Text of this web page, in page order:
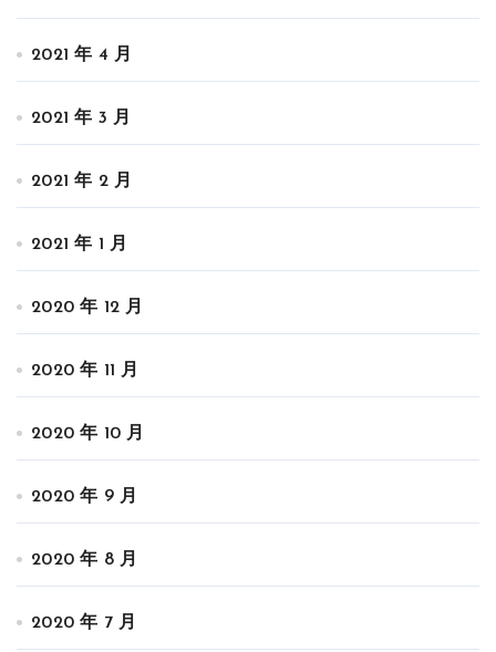
2021 年 4 月
2021 年 3 月
2021 年 2 月
2021 年 1 月
2020 年 12 月
2020 年 11 月
2020 年 10 月
2020 年 9 月
2020 年 8 月
2020 年 7 月